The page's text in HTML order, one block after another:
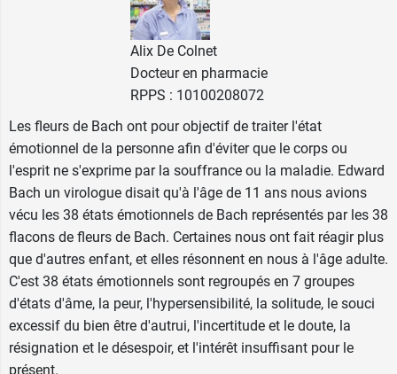
Alix De Colnet
Docteur en pharmacie
RPPS : 10100208072
Les fleurs de Bach ont pour objectif de traiter l'état
émotionnel de la personne afin d'éviter que le corps ou
l'esprit ne s'exprime par la souffrance ou la maladie. Edward
Bach un virologue disait qu'à l'âge de 11 ans nous avions
vécu les 38 états émotionnels de Bach représentés par les 38
flacons de fleurs de Bach. Certaines nous ont fait réagir plus
que d'autres enfant, et elles résonnent en nous à l'âge adulte.
C'est 38 états émotionnels sont regroupés en 7 groupes
d'états d'âme, la peur, l'hypersensibilité, la solitude, le souci
excessif du bien être d'autrui, l'incertitude et le doute, la
résignation et le désespoir, et l'intérêt insuffisant pour le
présent.